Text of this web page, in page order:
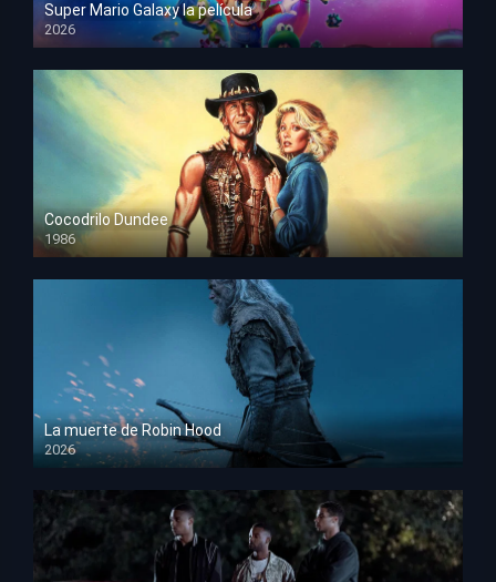
Super Mario Galaxy la película
2026
HD 1080p
Cocodrilo Dundee
1986
HD 1080p
La muerte de Robin Hood
2026
HD 1080p